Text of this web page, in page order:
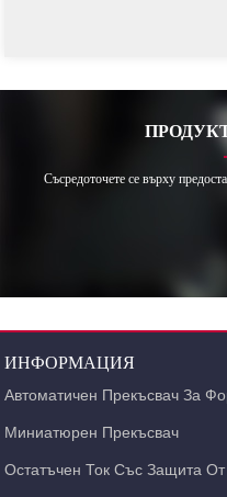
Съсредоточете се върху
ИНФОРМАЦИЯ
Автоматичен Прекъсвач За
Миниатюрен Прекъсвач
Остатъчен Ток Със Защита От